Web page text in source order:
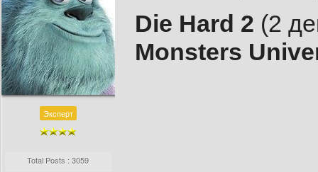
Эксперт
Total Posts : 3059
Die Hard 2 (2
Monsters